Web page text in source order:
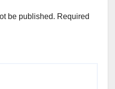
be published. Required